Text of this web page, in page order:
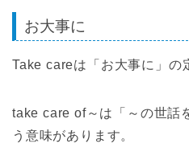
お大事に
Take careは「お大事に」の
take care of～は「～の世話
う意味があります。